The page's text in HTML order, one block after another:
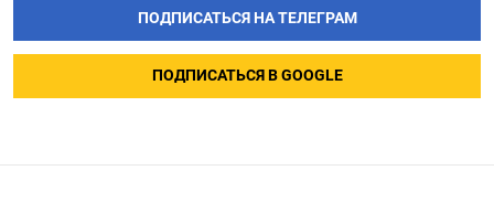
ПОДПИСАТЬСЯ НА ТЕЛЕГРАМ
ПОДПИСАТЬСЯ В GOOGLE